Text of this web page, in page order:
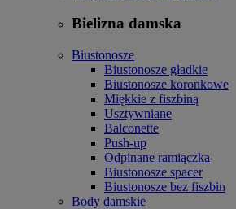
Bielizna damska
Biustonosze
Biustonosze gładkie
Biustonosze koronkowe
Miękkie z fiszbiną
Usztywniane
Balconette
Push-up
Odpinane ramiączka
Biustonosze spacer
Biustonosze bez fiszbin
Body damskie